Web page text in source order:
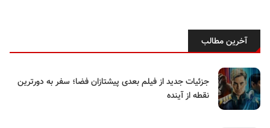
آخرین مطالب
جزئیات جدید از فیلم بعدی پیشتازان فضا؛ سفر به دورترین
نقطه از آینده